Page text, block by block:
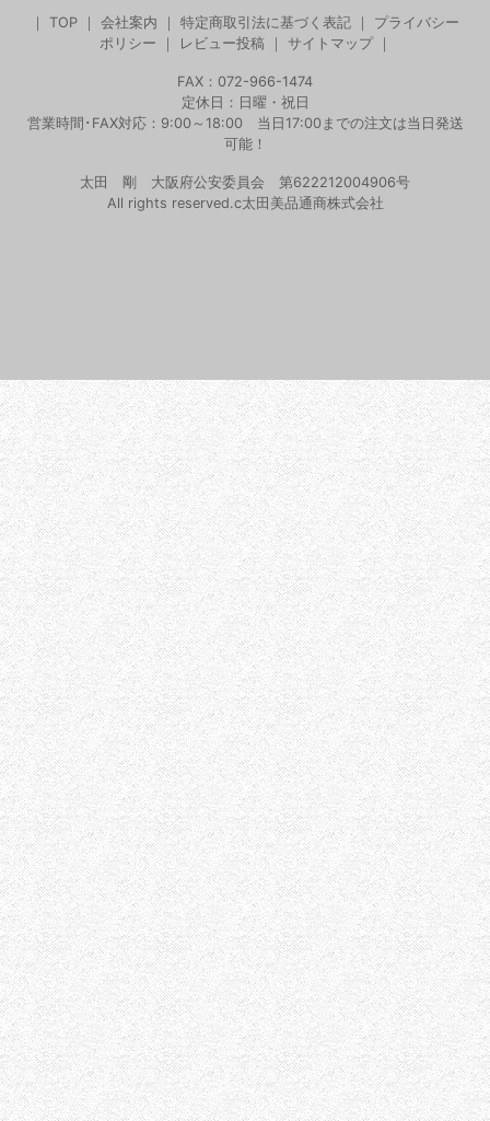
TOP 会社案内 特定商取引法に基づく表記
プライバシー
ポリシー
レビュー投稿｜ サイトマップ｜
FAX：072-966-1474
定休日：日曜・祝日
営業時間･FAX対応：9:00～18:00 当日17:00までの注文は当日発送
可能！
太田 剛 大阪府公安委員会 第622212004906号
All rights reserved.c太田美品通商株式会社